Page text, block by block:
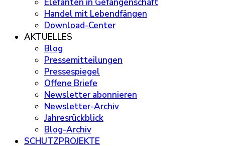
Handel mit Lebendfängen
Download-Center
AKTUELLES
Blog
Pressemitteilungen
Pressespiegel
Offene Briefe
Newsletter abonnieren
Newsletter-Archiv
Jahresrückblick
Blog-Archiv
SCHUTZPROJEKTE